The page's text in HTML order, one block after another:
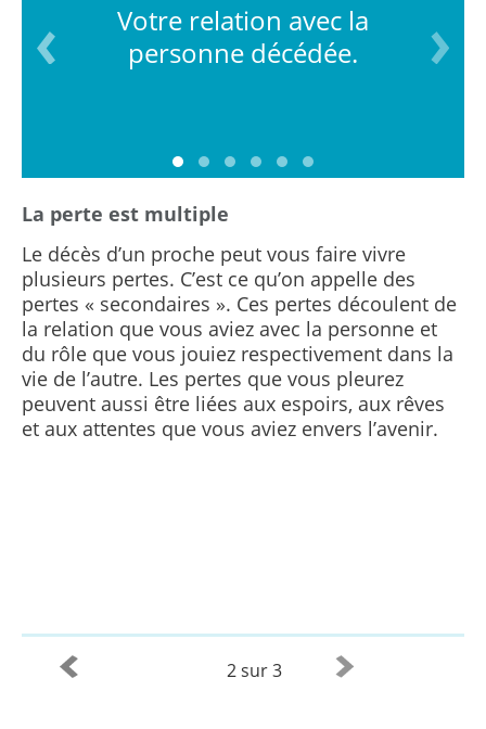
Votre relation avec la
personne décédée.
La perte est multiple
Le décès d’un proche peut vous faire vivre
plusieurs pertes. C’est ce qu’on appelle des
pertes « secondaires ». Ces pertes découlent de
la relation que vous aviez avec la personne et
du rôle que vous jouiez respectivement dans la
vie de l’autre. Les pertes que vous pleurez
peuvent aussi être liées aux espoirs, aux rêves
et aux attentes que vous aviez envers l’avenir.
2 sur 3